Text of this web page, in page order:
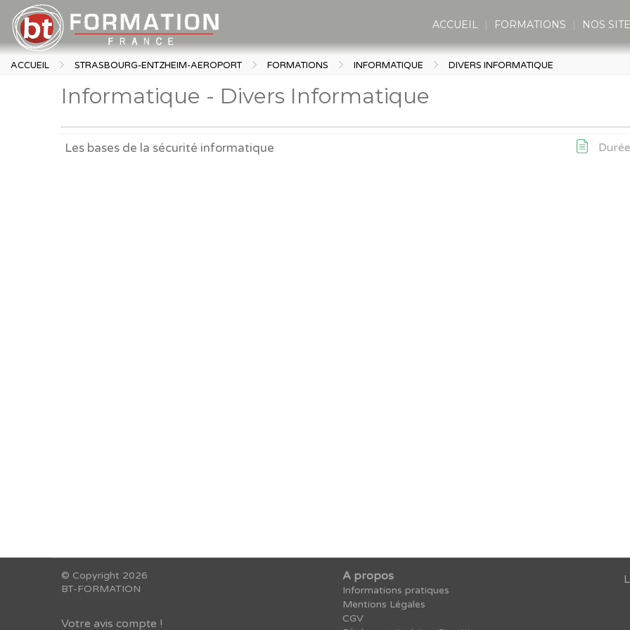
ACCUEIL FORMATIONS NOS
ACCUEIL STRASBOURG-ENTZHEIM-AEROPORT FORMATIONS INFORMATIQUE DIVERS INFORMATIQUE
Informatique - Divers Informatique
Les bases de la sécurité informatique
© Copyright 2026
BT-FORMATION
Votre avis compte !
A propos
Informations pratiques
Mentions Légales
CGV